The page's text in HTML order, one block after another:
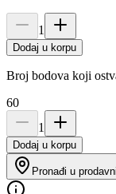
1
Dodaj u korpu
Broj bodova koji
60
1
Dodaj u korpu
Pronađi u